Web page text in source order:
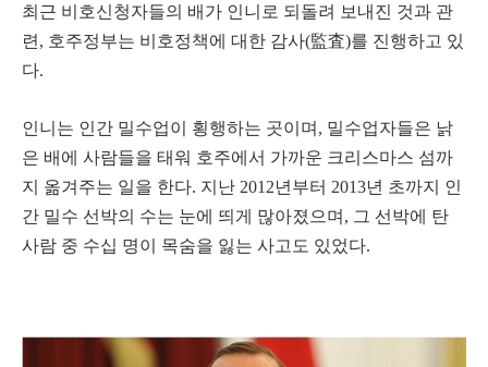
최근 비호신청자들의 배가 인니로 되돌려 보내진 것과 관
련, 호주정부는 비호정책에 대한 감사(監査)를 진행하고 있
다.
인니는 인간 밀수업이 횡행하는 곳이며, 밀수업자들은 낡
은 배에 사람들을 태워 호주에서 가까운 크리스마스 섬까
지 옮겨주는 일을 한다. 지난 2012년부터 2013년 초까지 인
간 밀수 선박의 수는 눈에 띄게 많아졌으며, 그 선박에 탄
사람 중 수십 명이 목숨을 잃는 사고도 있었다.